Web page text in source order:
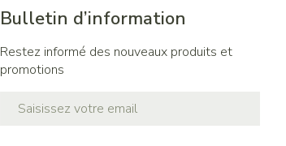
Bulletin d’information
Restez informé des nouveaux produits et
promotions